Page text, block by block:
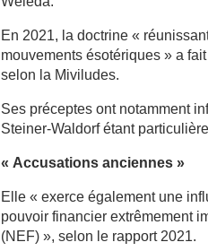
En 2021, la doctrine «
mouvements ésotériques » a
selon la Miviludes.
Ses préceptes ont notamment
Steiner-Waldorf étant
« Accusations anciennes »
Elle « exerce également une
pouvoir financier extrêmement
(NEF) », selon le rapport 2021.